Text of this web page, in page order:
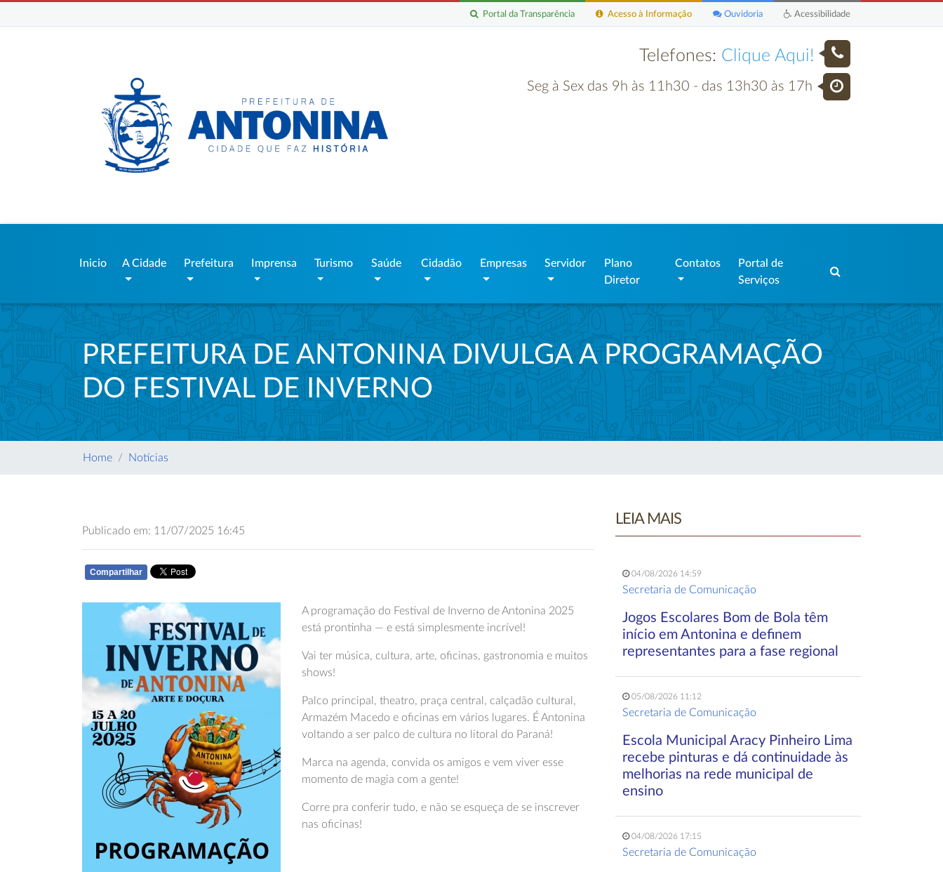
Acessibilidade
Ouvidoria
Acesso à Informação
Portal da Transparência
Telefones: Clique Aqui!
Seg à Sex das 9h às 11h30 - das 13h30 às 17h
Inicio A Cidade Prefeitura Imprensa Turismo Saúde Cidadão Empresas Servidor
Plano
Diretor
Contatos
Portal de
Serviços
PREFEITURA DE ANTONINA DIVULGA A PROGRAMAÇÃO
DO FESTIVAL DE INVERNO
Home Notícias
Publicado em: 11/07/2025 16:45
Compartilhar
A programação do Festival de Inverno de Antonina 2025
está prontinha — e está simplesmente incrível!
Vai ter música, cultura, arte, oficinas, gastronomia e muitos
shows!
Palco principal, theatro, praça central, calçadão cultural,
Armazém Macedo e oficinas em vários lugares. É Antonina
voltando a ser palco de cultura no litoral do Paraná!
Marca na agenda, convida os amigos e vem viver esse
momento de magia com a gente!
Corre pra conferir tudo, e não se esqueça de se inscrever
nas oficinas!
LEIA MAIS
04/08/2026 14:59
Secretaria de Comunicação
Jogos Escolares Bom de Bola têm
início em Antonina e definem
representantes para a fase regional
05/08/2026 11:12
Secretaria de Comunicação
Escola Municipal Aracy Pinheiro Lima
recebe pinturas e dá continuidade às
melhorias na rede municipal de
ensino
04/08/2026 17:15
Secretaria de Comunicação